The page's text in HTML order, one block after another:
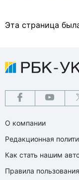
Эта страница
О компании
Редакционная
Как стать нашим
Правила пользования